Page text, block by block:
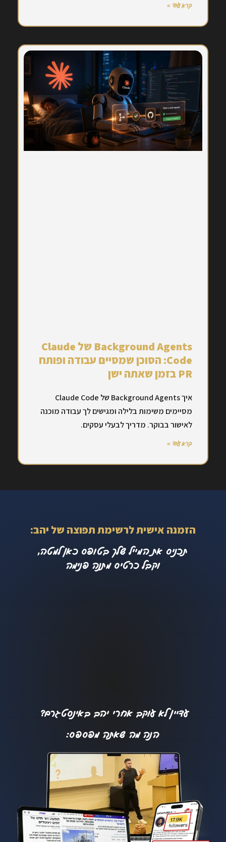
קרא עוד »
Background Agents של Claude
Code: הסוכן שמסיים עבודה ופותח
PR בזמן שאתה ישן
איך Background Agents של Claude Code
מסיימים משימות בלילה ומגישים לך עבודה מוכנה
לאישור בבוקר. מדריך לבעלי עסקים.
קרא עוד »
הזמנה אישית לרשימת תפוצה של יהב:
תכניס את המייל שלך בטופס כאן למטה,
וקבל כרטיס מתנה פנימה
עדיין לא עוקב אחרי יהב באינסטגרם?
הנה מה שאתה מפספס: